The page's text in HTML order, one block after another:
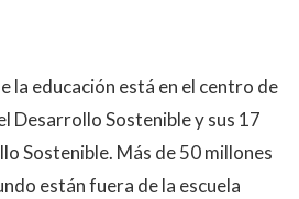
la educación está en el centro de
Desarrollo Sostenible y sus 17
Sostenible. Más de 50 millones
están fuera de la escuela